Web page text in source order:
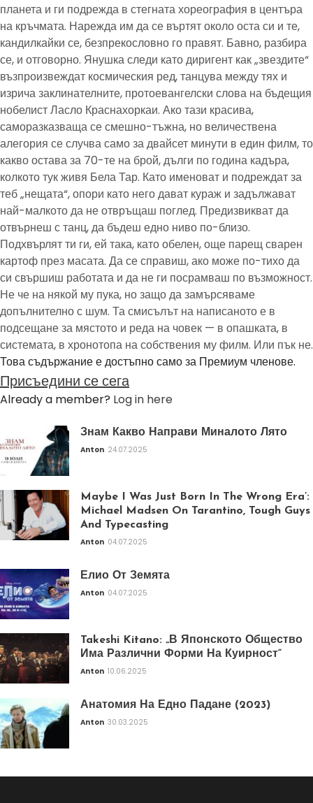
планета и ги подрежда в стегната хореография в центъра
на кръчмата. Нарежда им да се въртят около оста си и те,
кандилкайки се, безпрекословно го правят. Бавно, разбира
се, и отговорно. Янушка следи като диригент как „звездите“
възпроизвеждат космическия ред, танцува между тях и
изрича заклинателните, протоевангелски слова на бъдещия
нобелист Ласло Краснахоркаи. Ако тази красива,
саморазказваща се смешно-тъжна, но величествена
алегория се случва само за двайсет минути в един филм, то
какво остава за 70-те на брой, дълги по година кадъра,
колкото тук живя Бела Тар. Като именоват и подреждат за
теб „нещата“, опори като него дават кураж и задължават
най-малкото да не отвръщаш поглед. Предизвикват да
отвърнеш с танц, да бъдеш едно ниво по-близо.
Подхвърлят ти ги, ей така, като обелен, още парещ сварен
картоф през масата. Да се справиш, ако може по-тихо да
си свършиш работата и да не ги посрамваш по възможност.
Не че на някой му пука, но защо да замърсяваме
допълнително с шум. Та смисълът на написаното е в
подсещане за мястото и реда на човек — в опашката, в
системата, в хронотопа на собствения му филм. Или пък не.
Това съдържание е достъпно само за Премиум членове.
Присъедини се сега
Already a member? Log in here
Знам Какво Направи Миналото Лято
Anton 24.07.2025
Maybe I Was Just Born In The Wrong Era’:
Michael Madsen On Tarantino, Tough Guys
And Typecasting
Anton 04.07.2025
Елио От Земята
Anton 04.07.2025
Takeshi Kitano: „В Японското Общество
Има Различни Форми На Куирност“
Anton 10.06.2025
Анатомия На Едно Падане (2023)
Anton 30.03.2025